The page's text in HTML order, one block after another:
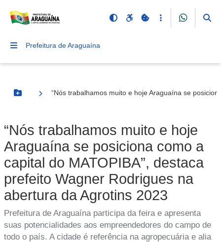
Prefeitura de Araguaína
Botão Menu
“Nós trabalhamos muito e hoje Araguaína se
“Nós trabalhamos muito e hoje
Araguaína se posiciona como a
capital do MATOPIBA”, destaca
prefeito Wagner Rodrigues na
abertura da Agrotins 2023
Prefeitura de Araguaína participa da feira e apresenta
suas potencialidades aos empreendedores do campo de
todo o país. A cidade é referência na agropecuária e alia